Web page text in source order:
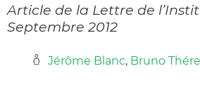
Article de la Lettre de
Septembre 2012
Jérôme Blanc, Bruno